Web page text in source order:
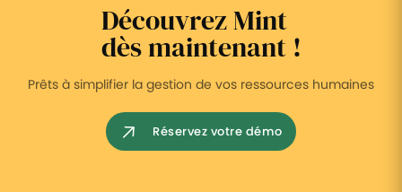
Découvrez Mint
dès maintenant !
Prêts à simplifier la gestion de vos ressources humaines
Réservez votre démo